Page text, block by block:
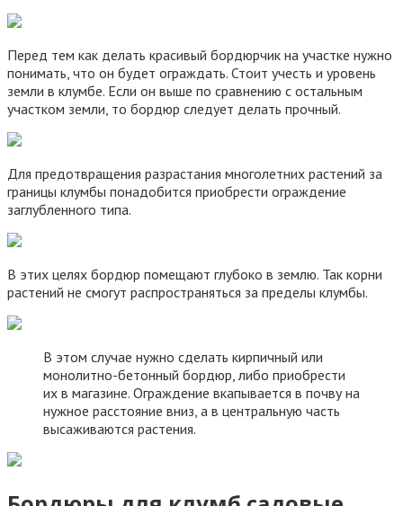
Перед тем как делать красивый бордюрчик на участке нужно
понимать, что он будет ограждать. Стоит учесть и уровень
земли в клумбе. Если он выше по сравнению с остальным
участком земли, то бордюр следует делать прочный.
Для предотвращения разрастания многолетних растений за
границы клумбы понадобится приобрести ограждение
заглубленного типа.
В этих целях бордюр помещают глубоко в землю. Так корни
растений не смогут распространяться за пределы клумбы.
В этом случае нужно сделать кирпичный или
монолитно-бетонный бордюр, либо приобрести
их в магазине. Ограждение вкапывается в почву на
нужное расстояние вниз, а в центральную часть
высаживаются растения.